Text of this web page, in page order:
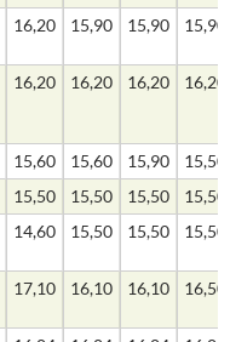
16,20 15,90 15,90 15,90
16,20 16,20 16,20 16,20
15,60 15,60 15,90
15,50
15,50 15,50 15,50
15,50
14,60 15,50 15,50 15,50
17,10 16,10 16,10 16,50